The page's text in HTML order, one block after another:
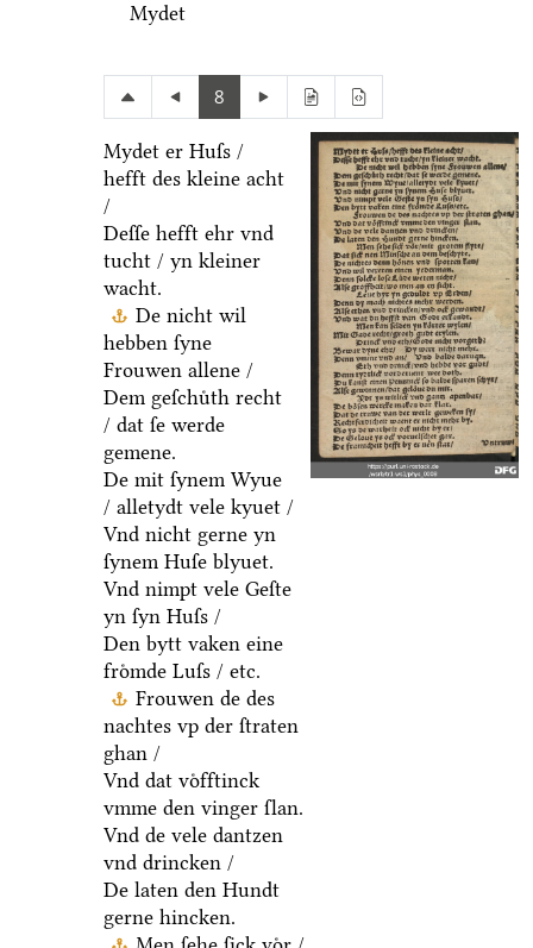
Mydet
8
Mydet er Huſs /
hefft des kleine acht
/
Deſſe hefft ehr vnd
tucht / yn kleiner
wacht.
De nicht wil
hebben ſyne
Frouwen allene /
Dem geſchuͤth recht
/ dat ſe werde
gemene.
De mit ſynem Wyue
/ alletydt vele kyuet /
Vnd nicht gerne yn
ſynem Huſe blyuet.
Vnd nimpt vele Geſte
yn ſyn Huſs /
Den bytt vaken eine
froͤmde Luſs / etc.
Frouwen de des
nachtes vp der ſtraten
ghan /
Vnd dat voͤfftinck
vmme den vinger ſlan.
Vnd de vele dantzen
vnd drincken /
De laten den Hundt
gerne hincken.